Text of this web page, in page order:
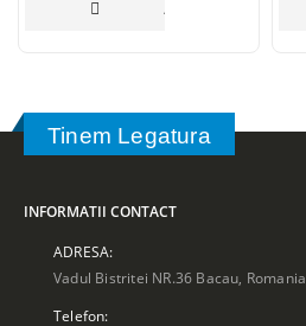
ADAUGĂ ÎN COȘ
Tinem Legatura
INFORMATII CONTACT
ADRESA:
Vadul Bistritei NR.36 Bacau, Romania
Telefon: